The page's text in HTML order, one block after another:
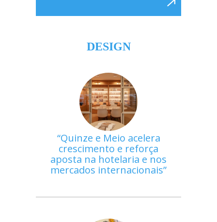
DESIGN
Quinze e Meio acelera
crescimento e reforça
aposta na hotelaria e nos
mercados internacionais